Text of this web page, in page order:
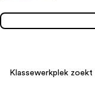
Klassewerkplek zoekt